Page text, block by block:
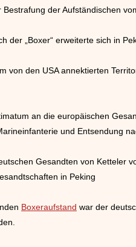
der Aufständischen
der „Boxer“ erweiterte sich in
von den USA annektierten
an die europäischen
und Entsendung
Gesandten von Ketteler
in Peking
Boxeraufstand war der